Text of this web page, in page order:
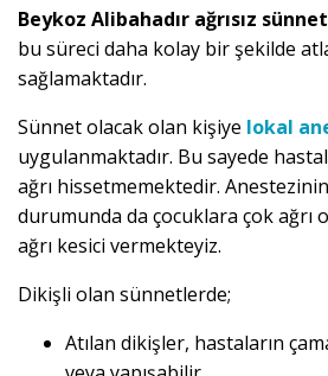
Beykoz Alibahadır ağrısız
bu süreci daha kolay bir şekilde
sağlamaktadır.
Sünnet olacak olan kişiye lokal
uygulanmaktadır. Bu sayede
ağrı hissetmemektedir.
durumunda da çocuklara çok ağrı
ağrı kesici vermekteyiz.
Dikişli olan sünnetlerde;
Atılan dikişler, hastaların